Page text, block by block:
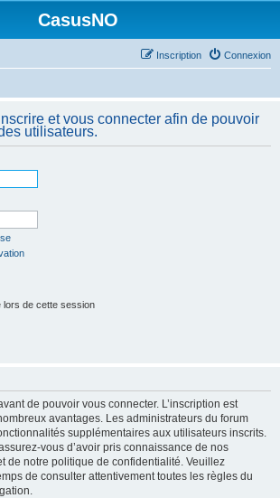
CasusNO
Connexion
Inscription
et vous connecter afin de pouvoir
utilisateurs.
lors de cette session
de pouvoir vous connecter. L’inscription est
avantages. Les administrateurs du forum
supplémentaires aux utilisateurs inscrits.
vous d’avoir pris connaissance de nos
de notre politique de confidentialité. Veuillez
de consulter attentivement toutes les règles du